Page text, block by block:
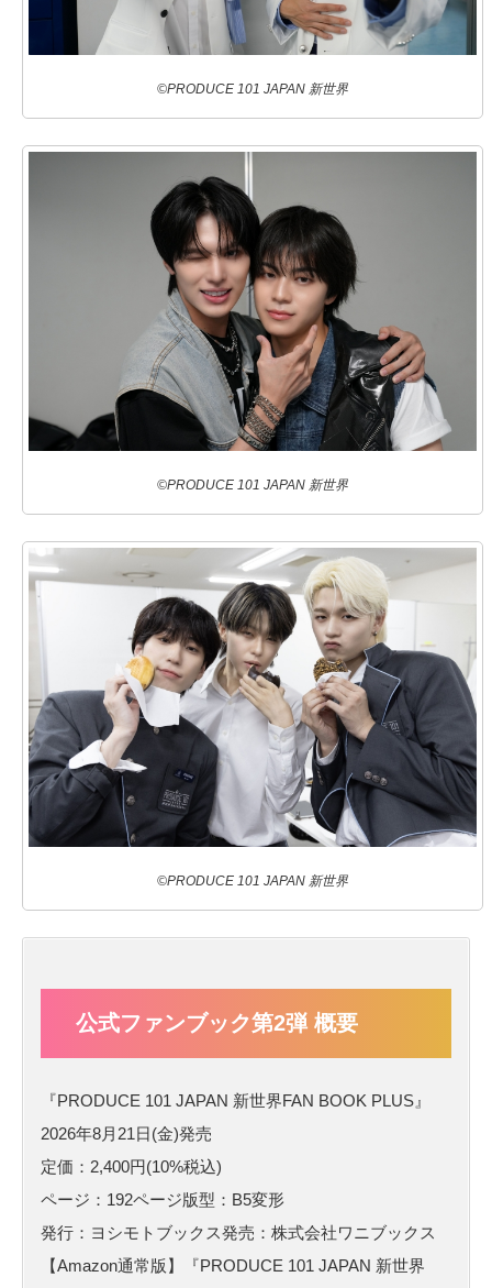
©PRODUCE 101 JAPAN 新世界
©PRODUCE 101 JAPAN 新世界
©PRODUCE 101 JAPAN 新世界
公式ファンブック第2弾 概要
『PRODUCE 101 JAPAN 新世界FAN BOOK PLUS』
2026年8月21日(金)発売
定価：2,400円(10%税込)
ページ：192ページ版型：B5変形
発行：ヨシモトブックス発売：株式会社ワニブックス
【Amazon通常版】『PRODUCE 101 JAPAN 新世界